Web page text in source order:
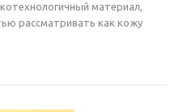
материал,
рассматривать как кожу